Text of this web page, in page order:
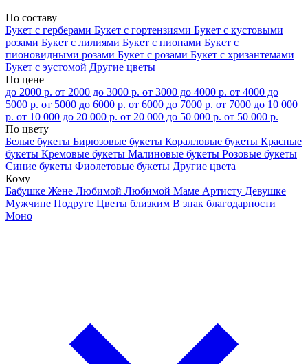
По составу
Букет с герберами Букет с гортензиями Букет с кустовыми
розами Букет с лилиями Букет с пионами Букет с
пионовидными розами Букет с розами Букет с хризантемами
Букет с эустомой Другие цветы
По цене
до 2000 р. от 2000 до 3000 р. от 3000 до 4000 р. от 4000 до
5000 р. от 5000 до 6000 р. от 6000 до 7000 р. от 7000 до 10 000
р. от 10 000 до 20 000 р. от 20 000 до 50 000 р. от 50 000 р.
По цвету
Белые букеты Бирюзовые букеты Коралловые букеты Красные
букеты Кремовые букеты Малиновые букеты Розовые букеты
Синие букеты Фиолетовые букеты Другие цвета
Кому
Бабушке Жене Любимой Любимой Маме Артисту Девушке
Мужчине Подруге Цветы близким В знак благодарности
Моно